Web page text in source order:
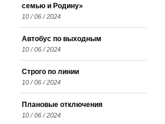
семью и Родину»
10 / 06 / 2024
Автобус по выходным
10 / 06 / 2024
Строго по линии
10 / 06 / 2024
Плановые отключения
10 / 06 / 2024